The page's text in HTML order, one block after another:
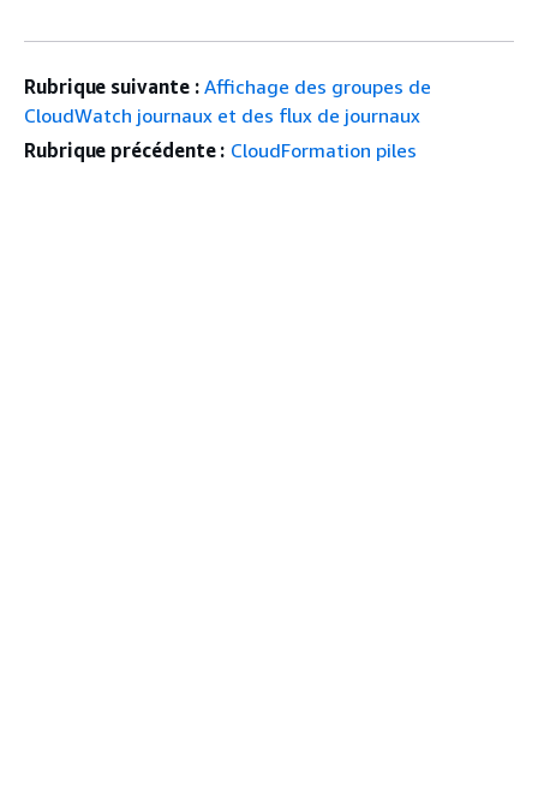
Rubrique suivante : Affichage des groupes de
CloudWatch journaux et des flux de journaux
Rubrique précédente : CloudFormation piles